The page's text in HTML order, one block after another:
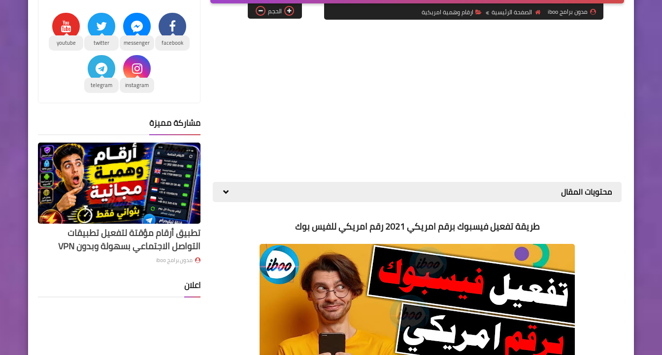
مدون برامج iboo الصفحة الرئيسية ارقام وهمية امريكية الحجم
محتويات المقال
طريقة تفعيل فيسبوك برقم امريكي 2021 رقم امريكي للفيس بوك
facebook
messenger
twitter
youtube
instagram
telegram
مشاركة مميزة
تطبيق أرقام مؤقتة لتفعيل تطبيقات
التواصل الاجتماعي بسهولة وبدون VPN
مدون برامج iboo
اعلان